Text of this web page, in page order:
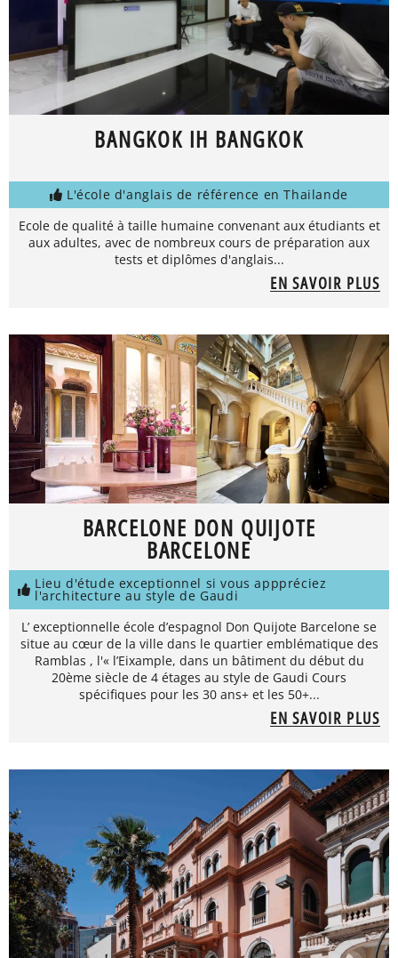
BANGKOK IH BANGKOK
L'école d'anglais de référence en Thailande
Ecole de qualité à taille humaine convenant aux étudiants et
aux adultes, avec de nombreux cours de préparation aux
tests et diplômes d'anglais...
EN SAVOIR PLUS
BARCELONE DON QUIJOTE
BARCELONE
Lieu d'étude exceptionnel si vous apppréciez
l'architecture au style de Gaudi
L’ exceptionnelle école d’espagnol Don Quijote Barcelone se
situe au cœur de la ville dans le quartier emblématique des
Ramblas , l'« l’Eixample, dans un bâtiment du début du
20ème siècle de 4 étages au style de Gaudi Cours
spécifiques pour les 30 ans+ et les 50+...
EN SAVOIR PLUS